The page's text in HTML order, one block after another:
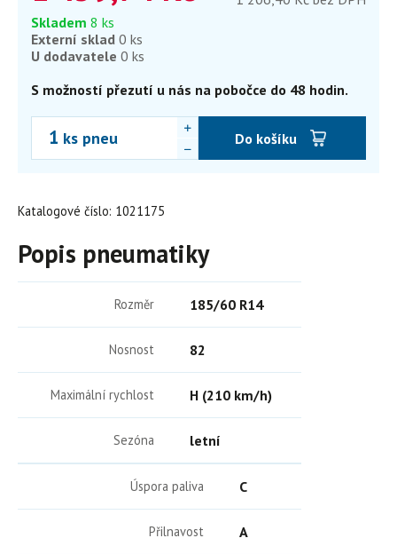
Skladem 8 ks
Externí sklad 0 ks
U dodavatele 0 ks
S možností přezutí u nás na pobočce do 48 hodin.
ks pneu Do košíku
Katalogové číslo: 1021175
Popis pneumatiky
Rozměr 185/60 R14
Nosnost 82
Maximální rychlost H (210 km/h)
Sezóna letní
Úspora paliva C
Přilnavost A